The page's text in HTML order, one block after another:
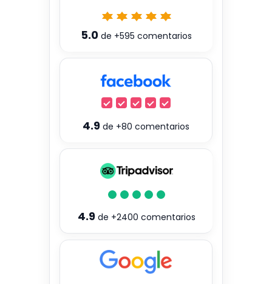
5.0 de +595 comentarios
4.9 de +80 comentarios
4.9de +2400 comentarios